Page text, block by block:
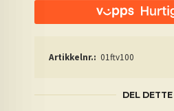
Artikkelnr.: 01ftv100
DEL DETTE